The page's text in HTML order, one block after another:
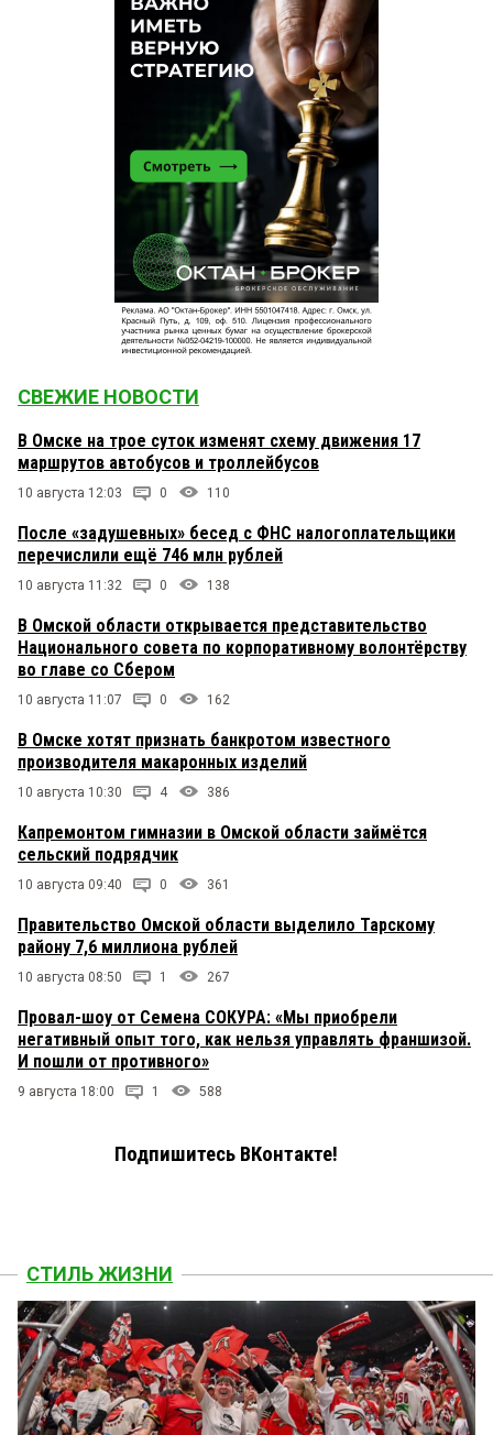
СВЕЖИЕ НОВОСТИ
В Омске на трое суток изменят схему движения 17
маршрутов автобусов и троллейбусов
10 августа 12:03 0 110
После «задушевных» бесед с ФНС налогоплательщики
перечислили ещё 746 млн рублей
10 августа 11:32 0 138
В Омской области открывается представительство
Национального совета по корпоративному волонтёрству
во главе со Сбером
10 августа 11:07 0 162
В Омске хотят признать банкротом известного
производителя макаронных изделий
10 августа 10:30 4 386
Капремонтом гимназии в Омской области займётся
сельский подрядчик
10 августа 09:40 0 361
Правительство Омской области выделило Тарскому
району 7,6 миллиона рублей
10 августа 08:50 1 267
Провал-шоу от Семена СОКУРА: «Мы приобрели
негативный опыт того, как нельзя управлять франшизой.
И пошли от противного»
9 августа 18:00 1 588
Подпишитесь ВКонтакте!
СТИЛЬ ЖИЗНИ